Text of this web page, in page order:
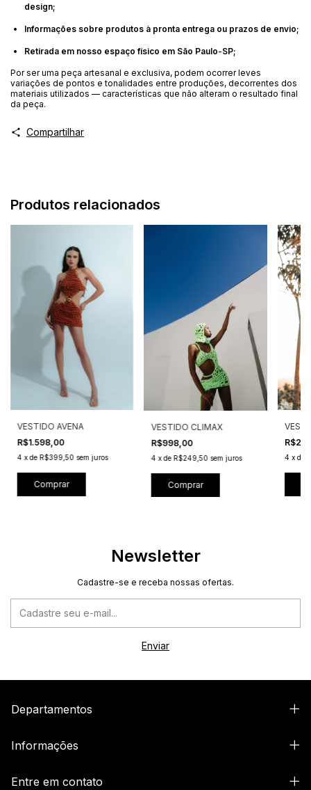
design;
Informações sobre produtos à pronta entrega ou prazos de envio;
Retirada em nosso espaço físico em São Paulo-SP;
Por ser uma peça artesanal e exclusiva, podem ocorrer leves
variações de pontos e tonalidades entre produções, decorrentes dos
materiais utilizados — características que não alteram o resultado final
da peça.
Compartilhar
Produtos relacionados
VESTIDO AVENA
R$1.598,00
4 xde R$399,50 sem juros
Comprar
VESTIDO CLIMAX
R$998,00
4 xde R$249,50 sem juros
Comprar
4 x de
Newsletter
Cadastre-se e receba nossas ofertas.
Departamentos
Informações
Entre em contato